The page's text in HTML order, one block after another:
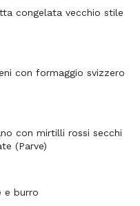
congelata vecchio stile
con formaggio svizzero
con mirtilli rossi secchi
(Parve)
e burro